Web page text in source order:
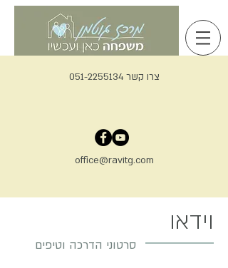
צרו קשר 051-2255134
office@ravitg.com
וידאו
סרטוני הדרכה וטיפים